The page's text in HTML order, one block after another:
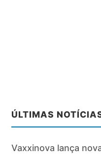
ÚLTIMAS
Vaxxinova lança